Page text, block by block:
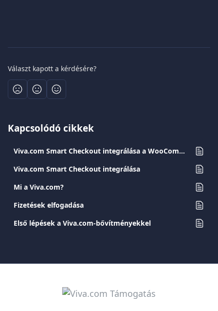
Választ kapott a kérdésére?
Kapcsolódó cikkek
Viva.com Smart Checkout integrálása a WooCommerce-szel
Viva.com Smart Checkout integrálása
Mi a Viva.com?
Fizetések elfogadása
Első lépések a Viva.com-bővítményekkel